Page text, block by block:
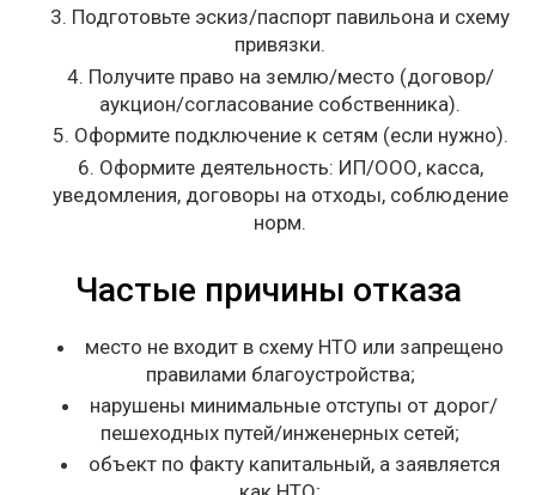
Подготовьте эскиз/паспорт павильона и схему
привязки.
Получите право на землю/место (договор/
аукцион/согласование собственника).
Оформите подключение к сетям (если нужно).
Оформите деятельность: ИП/ООО, касса,
уведомления, договоры на отходы, соблюдение
норм.
Частые причины отказа
место не входит в схему НТО или запрещено
правилами благоустройства;
нарушены минимальные отступы от дорог/
пешеходных путей/инженерных сетей;
объект по факту капитальный, а заявляется